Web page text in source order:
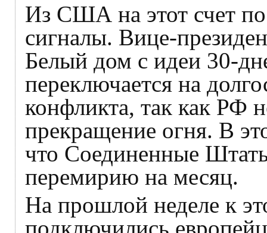
Из США на этот счет
сигналы. Вице-
Белый дом с идеи 30-
переключается на
конфликта, так как РФ
прекращение огня. В
что Соединенные
перемирию на месяц.
На прошлой неделе к
подключились